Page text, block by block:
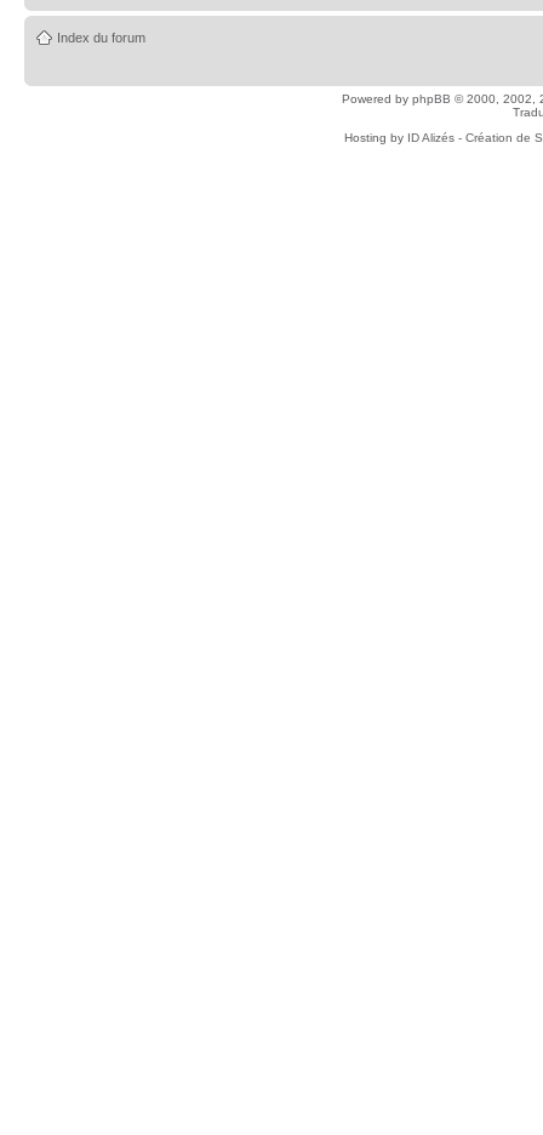
Index du forum
Powered by phpBB © 2000, 2002,
Hosting by ID Alizés - Création de